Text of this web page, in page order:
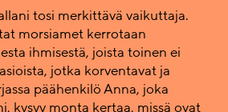
tosi merkittävä vaikuttaja.
morsiamet kerrotaan
ihmisestä, joista toinen ei
jotka korventavat ja
päähenkilö Anna, joka
kysyy monta kertaa, missä ovat